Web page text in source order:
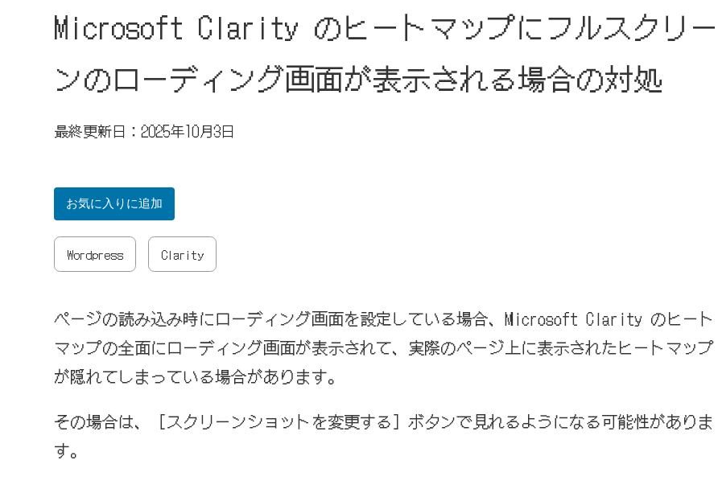
Microsoft Clarity のヒートマップにフルスクリー
ンのローディング画面が表示される場合の対処
最終更新日：2025年10月3日
お気に入りに追加
Wordpress Clarity
ページの読み込み時にローディング画面を設定している場合、Microsoft Clarity のヒート
マップの全面にローディング画面が表示されて、実際のページ上に表示されたヒートマップ
が隠れてしまっている場合があります。
その場合は、［スクリーンショットを変更する］ボタンで見れるようになる可能性がありま
す。